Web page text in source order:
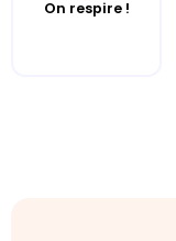
On respire !